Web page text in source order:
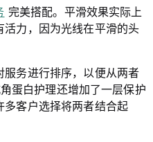
完美搭配。平滑效果实际上
力，因为光线在平滑的头
务进行排序，以便从两者
蛋白护理还增加了一层保护
多客户选择将两者结合起